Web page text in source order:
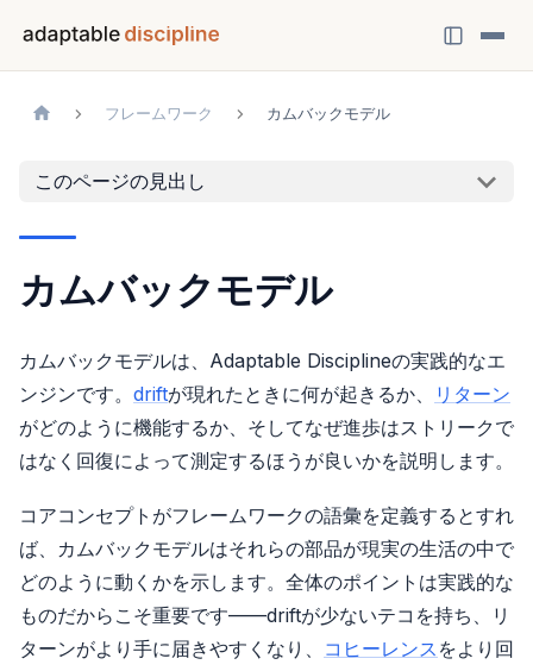
フレームワーク カムバックモデル
このページの見出し
カムバックモデル
カムバックモデルは、Adaptable Disciplineの実践的なエ
ンジンです。 driftが現れたときに何が起きるか、
リターン
がどのように機能するか、そしてなぜ進歩はストリークで
はなく回復によって測定するほうが良いかを説明します。
コアコンセプトがフレームワークの語彙を定義するとすれ
ば、カムバックモデルはそれらの部品が現実の生活の中で
どのように動くかを示します。全体のポイントは実践的な
ものだからこそ重要です——driftが少ないテコを持ち、リ
ターンがより手に届きやすくなり、 コヒーレンス をより回